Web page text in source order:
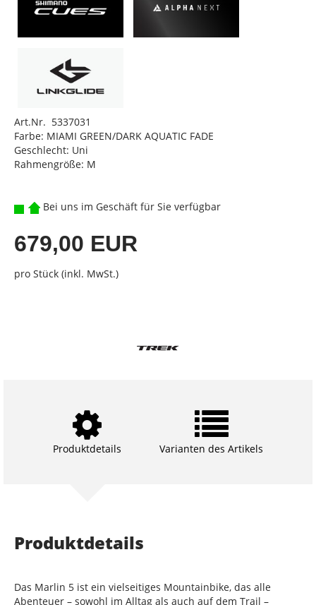
Art.Nr. 5337031
Farbe: MIAMI GREEN/DARK AQUATIC FADE
Geschlecht: Uni
Rahmengröße: M
Bei uns im Geschäft für Sie verfügbar
679,00 EUR
pro Stück (inkl. MwSt.)
Produktdetails Varianten des Artikels
Produktdetails
Das Marlin 5 ist ein vielseitiges Mountainbike, das alle
Abenteuer – sowohl im Alltag als auch auf dem Trail –